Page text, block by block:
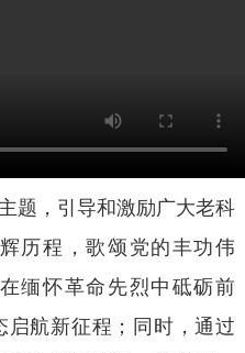
，引导和激励广大老科
历程，歌颂党的丰功伟
缅怀革命先烈中砥砺前
航新征程；同时，通过